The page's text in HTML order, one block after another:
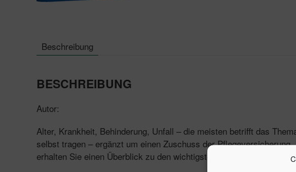
Beschreibung
BESCHREIBUNG
Autor:
Alter, Krankheit, Behinderung, Unfall – die meisten betrifft das
selbst tragen – ergänzt um einen Zuschuss der
erhalten Sie einen Überblick zu den wichtigsten Fragen der